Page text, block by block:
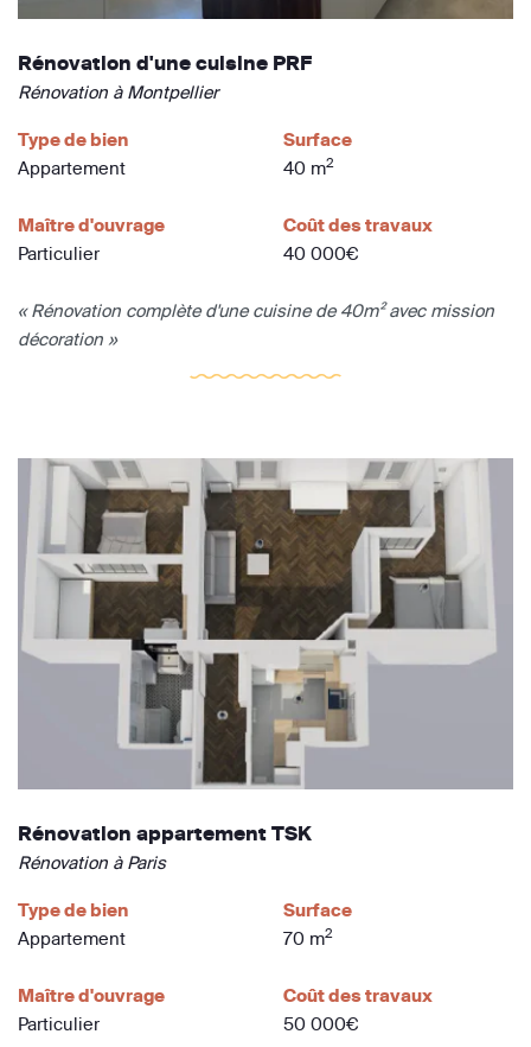
Rénovation d'une cuisine PRF
Rénovation à Montpellier
Type de bien
Appartement
Surface
40 m2
Maître d'ouvrage
Particulier
Coût des travaux
40 000€
« Rénovation complète d'une cuisine de 40m² avec mission
décoration »
Rénovation appartement TSK
Rénovation à Paris
Type de bien
Appartement
Surface
70 m2
Maître d'ouvrage
Particulier
Coût des travaux
50 000€